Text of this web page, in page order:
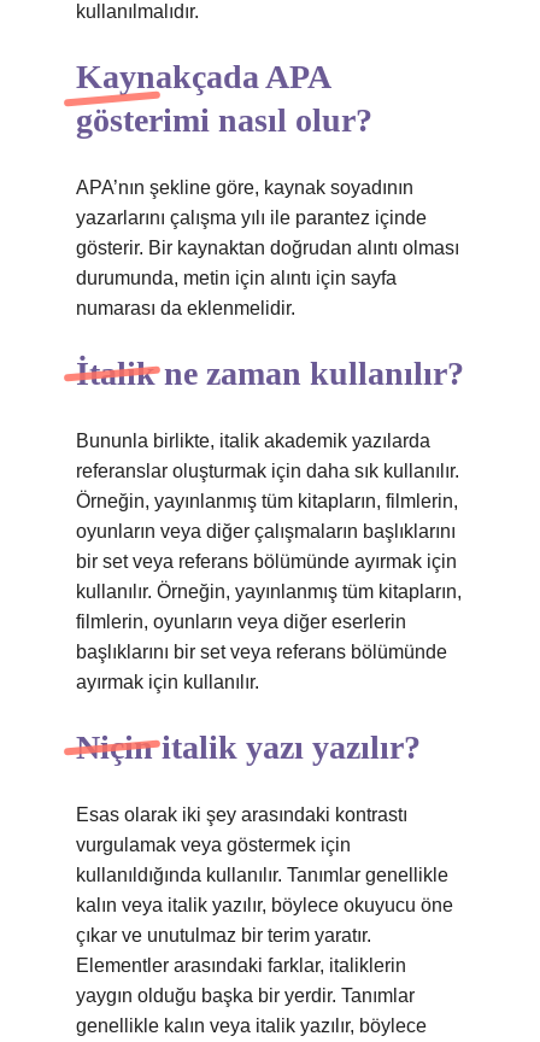
kullanılmalıdır.
Kaynakçada APA
gösterimi nasıl olur?
APA’nın şekline göre, kaynak soyadının
yazarlarını çalışma yılı ile parantez içinde
gösterir. Bir kaynaktan doğrudan alıntı olması
durumunda, metin için alıntı için sayfa
numarası da eklenmelidir.
İtalik ne zaman kullanılır?
Bununla birlikte, italik akademik yazılarda
referanslar oluşturmak için daha sık kullanılır.
Örneğin, yayınlanmış tüm kitapların, filmlerin,
oyunların veya diğer çalışmaların başlıklarını
bir set veya referans bölümünde ayırmak için
kullanılır. Örneğin, yayınlanmış tüm kitapların,
filmlerin, oyunların veya diğer eserlerin
başlıklarını bir set veya referans bölümünde
ayırmak için kullanılır.
Niçin italik yazı yazılır?
Esas olarak iki şey arasındaki kontrastı
vurgulamak veya göstermek için
kullanıldığında kullanılır. Tanımlar genellikle
kalın veya italik yazılır, böylece okuyucu öne
çıkar ve unutulmaz bir terim yaratır.
Elementler arasındaki farklar, italiklerin
yaygın olduğu başka bir yerdir. Tanımlar
genellikle kalın veya italik yazılır, böylece